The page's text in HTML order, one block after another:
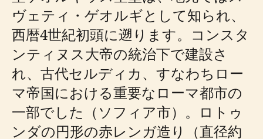
ヴェティ・ゲオルギとして知られ、
西暦4世紀初頭に遡ります。コンスタ
ンティヌス大帝の統治下で建設さ
れ、古代セルディカ、すなわちロー
マ帝国における重要なローマ都市の
一部でした（ソフィア市）。ロトゥ
ンダの円形の赤レンガ造り（直径約